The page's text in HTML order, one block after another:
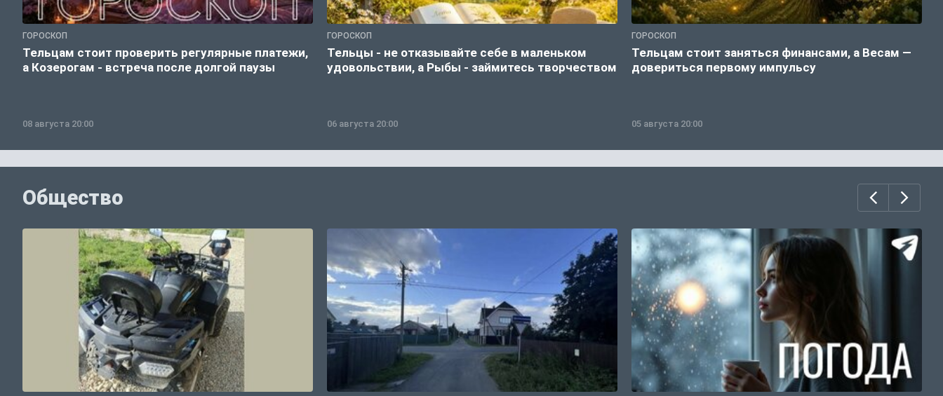
ГОРОСКОП
Тельцам стоит проверить регулярные платежи,
а Козерогам - встреча после долгой паузы
08 августа 20:00
ГОРОСКОП
Тельцы - не отказывайте себе в маленьком
удовольствии, а Рыбы - займитесь творчеством
06 августа 20:00
ГОРОСКОП
Тельцам стоит заняться финансами, а Весам —
довериться первому импульсу
05 августа 20:00
Общество